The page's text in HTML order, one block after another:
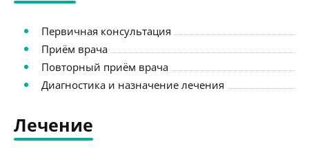
Первичная консультация
Приём врача
Повторный приём врача
Диагностика и назначение лечения
Лечение